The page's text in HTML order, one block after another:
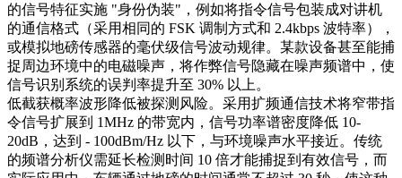
的信号特征实施 "身份伪装"，例如将指令信号包装成对讲机
的通信格式（采用相同的 FSK 调制方式和 2.4kbps 波特率），
或模拟地磅传感器的毫伏级信号波动规律。某款设备甚至能捕
捉周边环境中的电磁噪声，将作弊信号隐藏在噪声频谱中，使
信号识别系统的误判率提升至 30% 以上。​
低截获概率波形降低被探测风险。采用扩频通信技术将窄带指
令信号扩展到 1MHz 的带宽内，信号功率谱密度降低 10-
20dB，达到 - 100dBm/Hz 以下，与环境噪声水平接近。传统
的频谱分析仪需延长检测时间 10 倍才能捕捉到有效信号，而